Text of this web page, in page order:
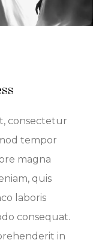
consectetur
tempor
magna
quis
laboris
consequat.
in